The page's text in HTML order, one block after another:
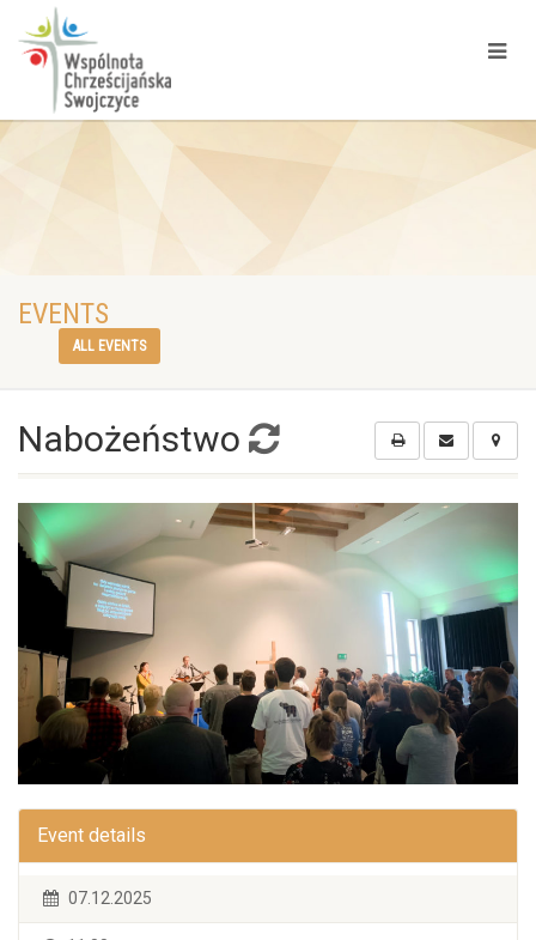
EVENTS
ALL EVENTS
Nabożeństwo
Event details
07.12.2025